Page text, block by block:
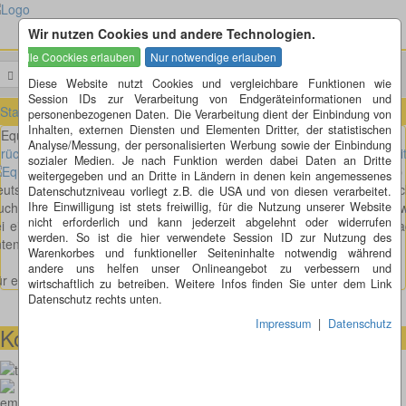
Wir nutzen Cookies und andere Technologien.
Diese Website nutzt Cookies und vergleichbare Funktionen wie
Session IDs zur Verarbeitung von Endgeräteinformationen und
personenbezogenen Daten. Die Verarbeitung dient der Einbindung von
Inhalten, externen Diensten und Elementen Dritter, der statistischen
Analyse/Messung, der personalisierten Werbung sowie der Einbindung
sozialer Medien. Je nach Funktion werden dabei Daten an Dritte
weitergegeben und an Dritte in Ländern in denen kein angemessenes
Datenschutzniveau vorliegt z.B. die USA und von diesen verarbeitet.
Ihre Einwilligung ist stets freiwillig, für die Nutzung unserer Website
nicht erforderlich und kann jederzeit abgelehnt oder widerrufen
werden. So ist die hier verwendete Session ID zur Nutzung des
Warenkorbes und funktioneller Seiteninhalte notwendig während
andere uns helfen unser Onlineangebot zu verbessern und
wirtschaftlich zu betreiben. Weitere Infos finden Sie unter dem Link
Datenschutz rechts unten.
Impressum | Datenschutz
Startseite » Meine Uhren » Equalizer-Uhr
Equalizer Uhr
Diese Uhr wurde in Japan bestellt (mir ist kein
bekannt). Wenn man rechts oben auf den Knopft
zuerst viele blaue LED`s auf. Zuerst "flackern" die LED`s, so
einem Equalizer. Nach ein paar Sekunden "fallen" die Bildpunkt
nur die zwei für die Uhrzeit beleiben noch kurz leuchten.
ein grosses Bild klicken Sie bitte auf das Bild
Kontaktmöglichkeiten